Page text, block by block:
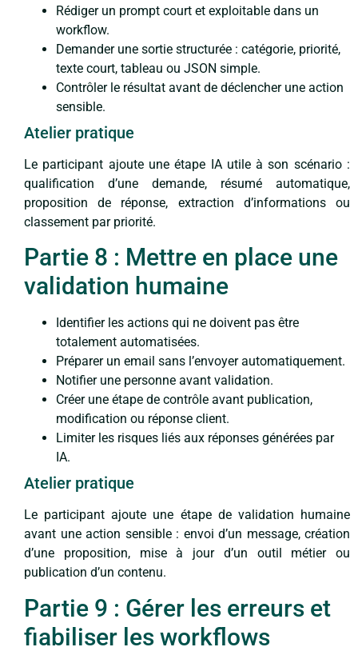
Rédiger un prompt court et exploitable dans un
workflow.
Demander une sortie structurée : catégorie, priorité,
texte court, tableau ou JSON simple.
Contrôler le résultat avant de déclencher une action
sensible.
Atelier pratique
Le participant ajoute une étape IA utile à son scénario :
qualification d’une demande, résumé automatique,
proposition de réponse, extraction d’informations ou
classement par priorité.
Partie 8 : Mettre en place une
validation humaine
Identifier les actions qui ne doivent pas être
totalement automatisées.
Préparer un email sans l’envoyer automatiquement.
Notifier une personne avant validation.
Créer une étape de contrôle avant publication,
modification ou réponse client.
Limiter les risques liés aux réponses générées par
IA.
Atelier pratique
Le participant ajoute une étape de validation humaine
avant une action sensible : envoi d’un message, création
d’une proposition, mise à jour d’un outil métier ou
publication d’un contenu.
Partie 9 : Gérer les erreurs et
fiabiliser les workflows